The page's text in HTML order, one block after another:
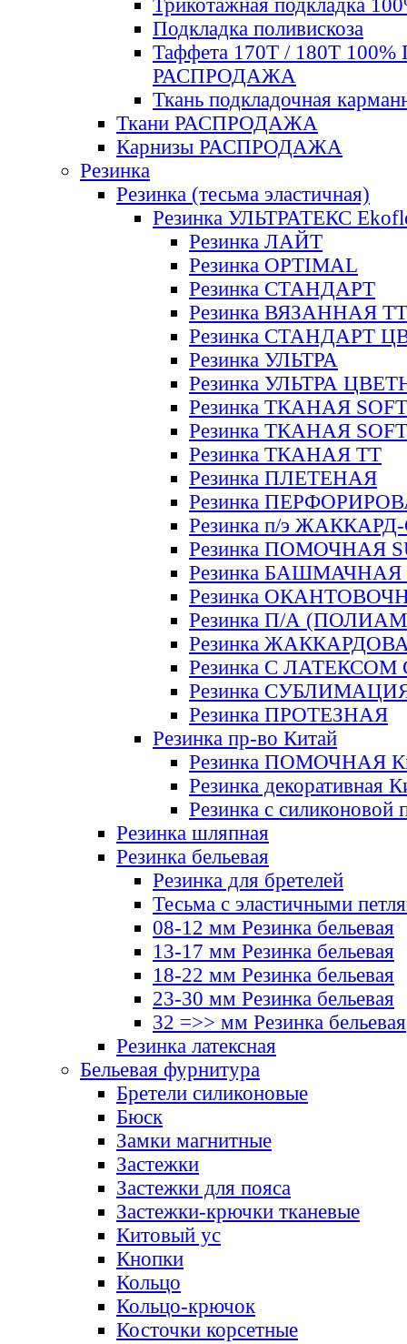
Трикотажная подкладка
Подкладка поливискоза
Таффета 170Т / 180Т 100%
РАСПРОДАЖА
Ткань подкладочная
Ткани РАСПРОДАЖА
Карнизы РАСПРОДАЖА
Резинка
Резинка (тесьма эластичная)
Резинка УЛЬТРАТЕКС
Резинка ЛАЙТ
Резинка OPTIMAL
Резинка СТАНДАРТ
Резинка ВЯЗАННАЯ ТТ
Резинка СТАНДАРТ
Резинка УЛЬТРА
Резинка УЛЬТРА
Резинка ТКАНАЯ SOFT
Резинка ТКАНАЯ
Резинка ТКАНАЯ ТТ
Резинка ПЛЕТЕНАЯ
Резинка
Резинка п/э
Резинка ПОМОЧНАЯ
Резинка БАШМАЧНАЯ
Резинка
Резинка П/А
Резинка
Резинка С ЛАТЕКСОМ
Резинка
Резинка ПРОТЕЗНАЯ
Резинка пр-во Китай
Резинка ПОМОЧНАЯ
Резинка декоративная
Резинка с силиконовой
Резинка шляпная
Резинка бельевая
Резинка для бретелей
Тесьма с эластичными
08-12 мм Резинка бельевая
13-17 мм Резинка бельевая
18-22 мм Резинка бельевая
23-30 мм Резинка бельевая
32 =>> мм Резинка бельевая
Резинка латексная
Бельевая фурнитура
Бретели силиконовые
Бюск
Замки магнитные
Застежки
Застежки для пояса
Застежки-крючки тканевые
Китовый ус
Кнопки
Кольцо
Кольцо-крючок
Косточки корсетные